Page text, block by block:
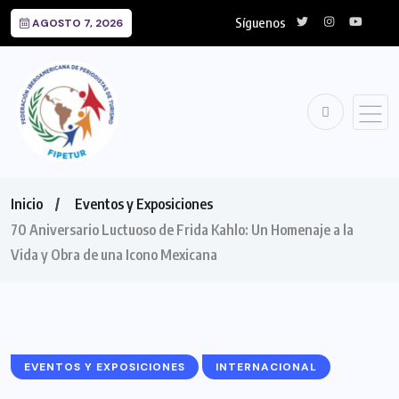
AGOSTO 7, 2026 Síguenos
Inicio
Eventos y Exposiciones
70 Aniversario Luctuoso de Frida Kahlo: Un Homenaje a la
Vida y Obra de una Icono Mexicana
EVENTOS Y EXPOSICIONES INTERNACIONAL